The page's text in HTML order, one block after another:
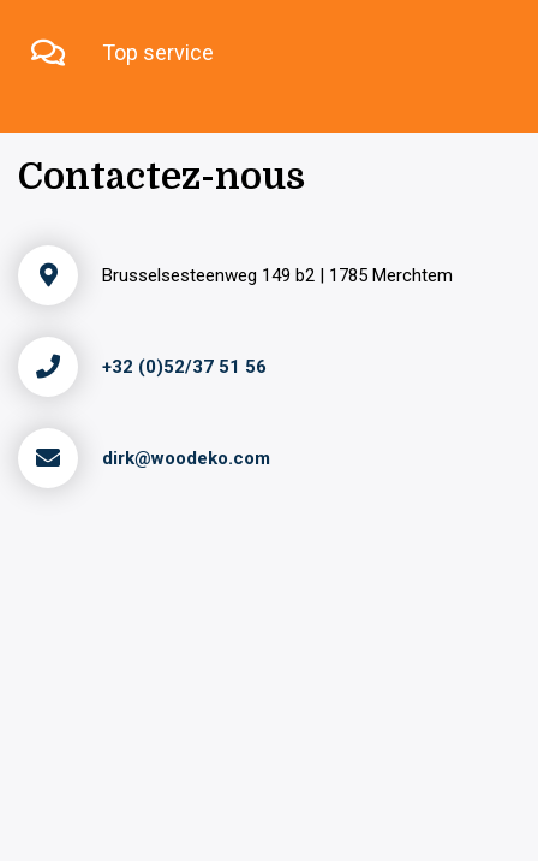
Top service
Contactez-nous
Brusselsesteenweg 149 b2 | 1785 Merchtem
+32 (0)52/37 51 56
dirk@woodeko.com